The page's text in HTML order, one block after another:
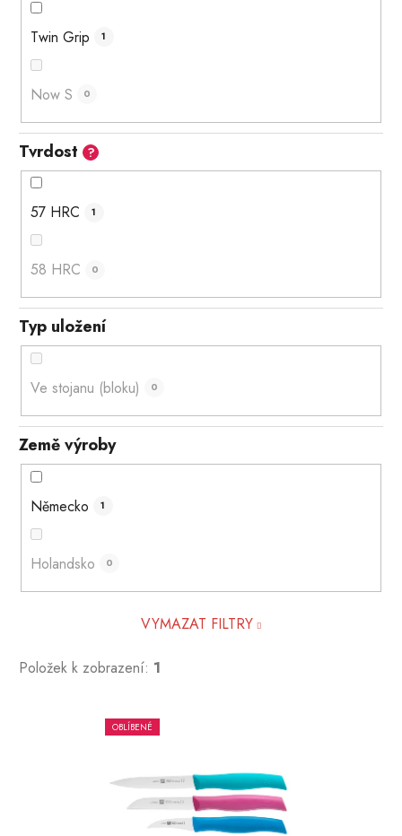
Twin Grip 1
Now S 0
Tvrdost ?
57 HRC 1
58 HRC 0
Typ uložení
Ve stojanu (bloku) 0
Země výroby
Německo 1
Holandsko 0
VYMAZAT FILTRY
Položek k zobrazení: 1
OBLÍBENÉ